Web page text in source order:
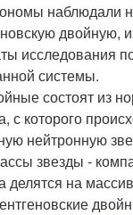
наблюдали
двойную,
исследования
системы.
состоят из
с которого
нейтронную
звезды -
делятся на